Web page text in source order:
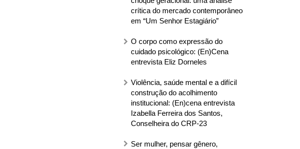
crítica do mercado contemporâneo
em “Um Senhor Estagiário”
O corpo como expressão do
cuidado psicológico: (En)Cena
entrevista Eliz Dorneles
Violência, saúde mental e a difícil
construção do acolhimento
institucional: (En)cena entrevista
Izabella Ferreira dos Santos,
Conselheira do CRP-23
Ser mulher, pensar gênero,